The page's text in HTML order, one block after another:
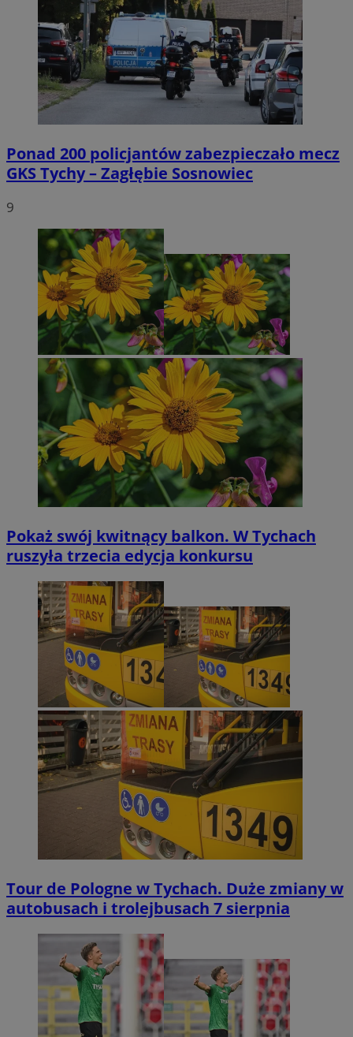
Ponad 200 policjantów zabezpieczało mecz
GKS Tychy – Zagłębie Sosnowiec
9
Pokaż swój kwitnący balkon. W Tychach
ruszyła trzecia edycja konkursu
Tour de Pologne w Tychach. Duże zmiany w
autobusach i trolejbusach 7 sierpnia